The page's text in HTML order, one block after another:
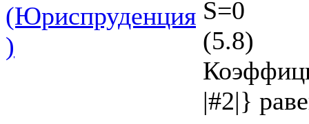
(Юриспруденция
)
S=0
(5.8)
|#2|}